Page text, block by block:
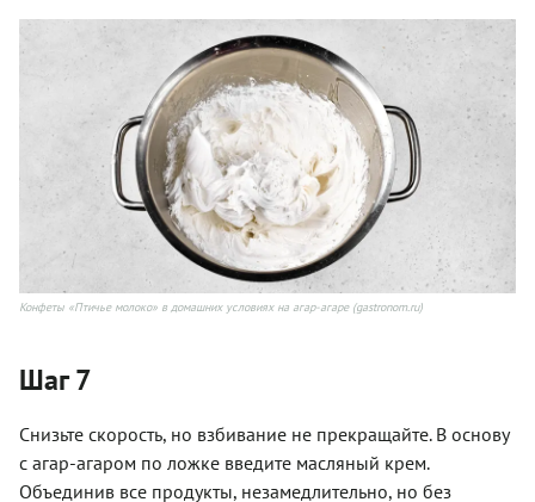
Конфеты «Птичье молоко» в домашних условиях на агар-агаре (gastronom.ru)
Шаг 7
Снизьте скорость, но взбивание не прекращайте. В основу
с агар-агаром по ложке введите масляный крем.
Объединив все продукты, незамедлительно, но без